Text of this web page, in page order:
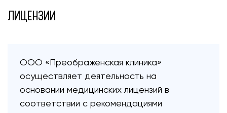
ЛИЦЕНЗИИ
ООО «Преображенская клиника»
осуществляет деятельность на
основании медицинских лицензий в
соответствии с рекомендациями